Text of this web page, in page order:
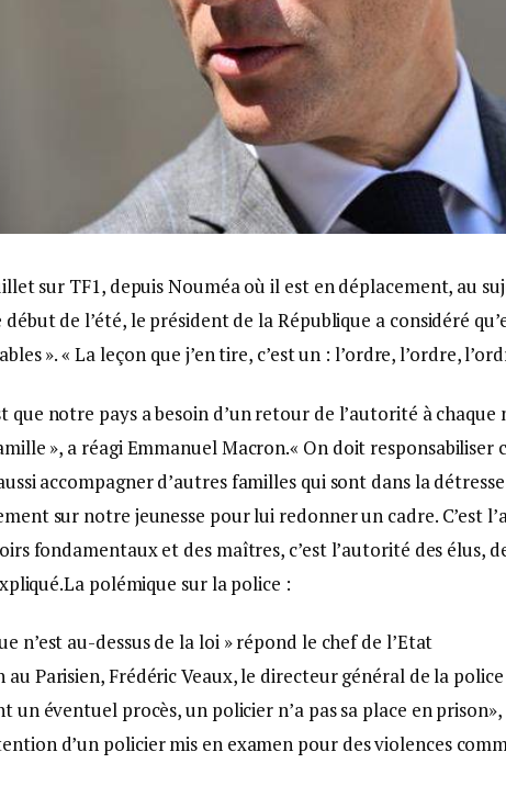
sur TF1, depuis Nouméa où il est en déplacement, au
de l’été, le président de la République a considéré
». « La leçon que j’en tire, c’est un : l’ordre, l’ordre,
que notre pays a besoin d’un retour de l’autorité à chaque
», a réagi Emmanuel Macron.« On doit responsabiliser
accompagner d’autres familles qui sont dans la
sur notre jeunesse pour lui redonner un cadre. C’est
fondamentaux et des maîtres, c’est l’autorité des élus,
polémique sur la police :
n’est au-dessus de la loi » répond le chef de l’Etat
Parisien, Frédéric Veaux, le directeur général de la
un éventuel procès, un policier n’a pas sa place en
d’un policier mis en examen pour des violences